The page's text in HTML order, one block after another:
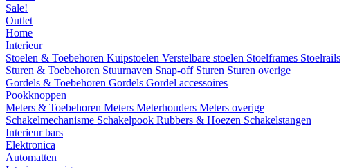
Sale!
Outlet
Home
Interieur
Stoelen & Toebehoren Kuipstoelen Verstelbare stoelen Stoelframes Stoelrails
Sturen & Toebehoren Stuurnaven Snap-off Sturen Sturen overige
Gordels & Toebehoren Gordels Gordel accessoires
Pookknoppen
Meters & Toebehoren Meters Meterhouders Meters overige
Schakelmechanisme Schakelpook Rubbers & Hoezen Schakelstangen
Interieur bars
Elektronica
Automatten